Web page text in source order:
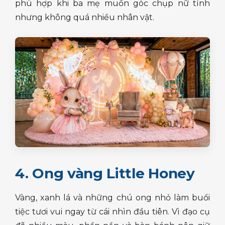
phù hợp khi ba mẹ muốn góc chụp nữ tính
nhưng không quá nhiều nhân vật.
4. Ong vàng Little Honey
Vàng, xanh lá và những chú ong nhỏ làm buổi
tiệc tươi vui ngay từ cái nhìn đầu tiên. Vì đạo cụ